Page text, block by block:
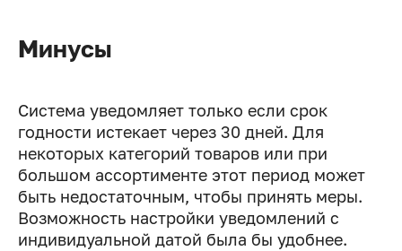
Минусы
Система уведомляет только если срок
годности истекает через 30 дней. Для
некоторых категорий товаров или при
большом ассортименте этот период может
быть недостаточным, чтобы принять меры.
Возможность настройки уведомлений с
индивидуальной датой была бы удобнее.